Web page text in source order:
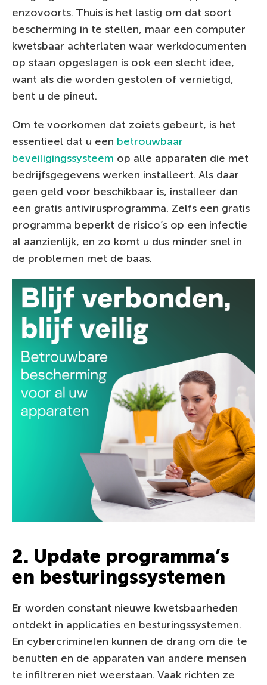
enzovoorts. Thuis is het lastig om dat soort
bescherming in te stellen, maar een computer
kwetsbaar achterlaten waar werkdocumenten
op staan opgeslagen is ook een slecht idee,
want als die worden gestolen of vernietigd,
bent u de pineut.
Om te voorkomen dat zoiets gebeurt, is het
essentieel dat u een betrouwbaar
beveiligingssysteem op alle apparaten die met
bedrijfsgegevens werken installeert. Als daar
geen geld voor beschikbaar is, installeer dan
een gratis antivirusprogramma. Zelfs een gratis
programma beperkt de risico’s op een infectie
al aanzienlijk, en zo komt u dus minder snel in
de problemen met de baas.
2. Update programma’s
en besturingssystemen
Er worden constant nieuwe kwetsbaarheden
ontdekt in applicaties en besturingssystemen.
En cybercriminelen kunnen de drang om die te
benutten en de apparaten van andere mensen
te infiltreren niet weerstaan. Vaak richten ze